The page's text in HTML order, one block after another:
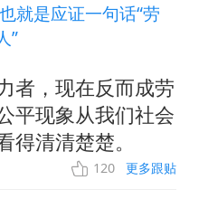
就是应证一句话“劳
”
者，现在反而成劳
平现象从我们社会
得清清楚楚。
120 更多跟贴